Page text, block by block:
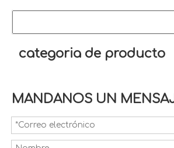
categoria de producto
MANDANOS UN